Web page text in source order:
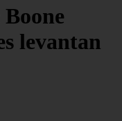
levantan